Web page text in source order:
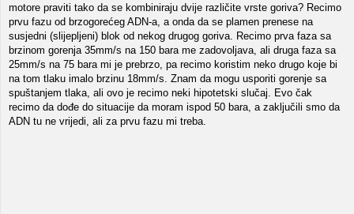
motore praviti tako da se kombiniraju dvije različite vrste goriva? Recimo
prvu fazu od brzogorećeg ADN-a, a onda da se plamen prenese na
susjedni (slijepljeni) blok od nekog drugog goriva. Recimo prva faza sa
brzinom gorenja 35mm/s na 150 bara me zadovoljava, ali druga faza sa
25mm/s na 75 bara mi je prebrzo, pa recimo koristim neko drugo koje bi
na tom tlaku imalo brzinu 18mm/s. Znam da mogu usporiti gorenje sa
spuštanjem tlaka, ali ovo je recimo neki hipotetski slučaj. Evo čak
recimo da dođe do situacije da moram ispod 50 bara, a zaključili smo da
ADN tu ne vrijedi, ali za prvu fazu mi treba.